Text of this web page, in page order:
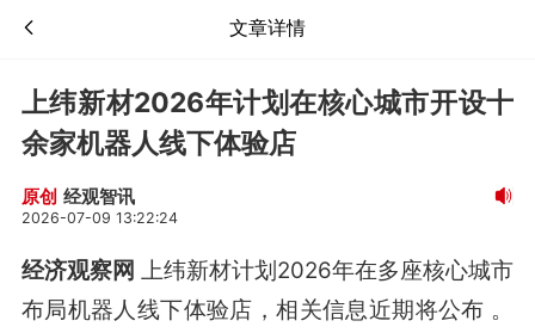
文章详情
上纬新材2026年计划在核心城市开设十
余家机器人线下体验店
原创 经观智讯
2026-07-09 13:22:24
经济观察网 上纬新材计划2026年在多座核心城市
布局机器人线下体验店，相关信息近期将公布 。